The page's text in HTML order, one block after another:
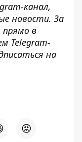
канал,
новости. За
в
Telegram-
на
😡